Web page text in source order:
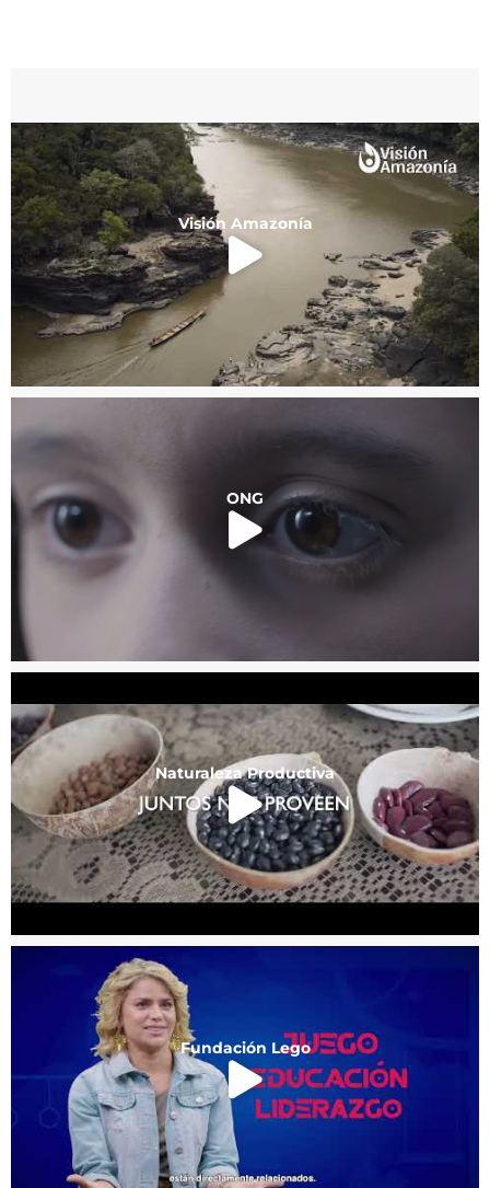
Visión Amazonía
ONG
Naturaleza Productiva
Fundación Lego